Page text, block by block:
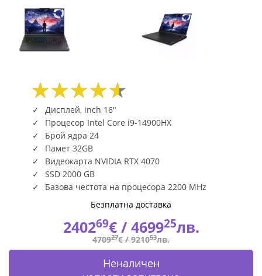
Дисплей, inch 16"
Процесор Intel Core i9-14900HX
Брой ядра 24
Памет 32GB
Видеокарта NVIDIA RTX 4070
SSD 2000 GB
Базова честота на процесора 2200 MHz
Безплатна доставка
240269€ / 469925лв.
470927€ /921053лв.
Неналичен